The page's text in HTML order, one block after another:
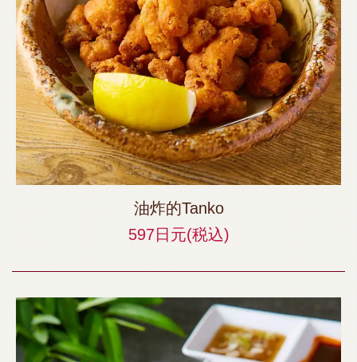
油炸的Tanko
597日元(税込)